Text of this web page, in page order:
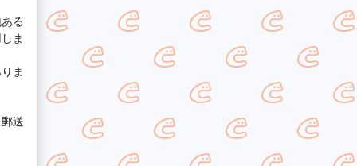
る
ま
ま
送